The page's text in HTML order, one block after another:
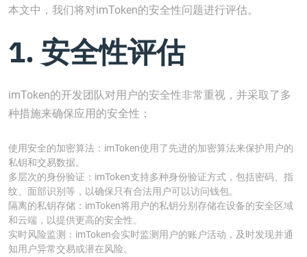
本文中，我们将对imToken的安全性问题进行评估。
1. 安全性评估
imToken的开发团队对用户的安全性非常重视，并采取了多
种措施来确保应用的安全性：
使用安全的加密算法：imToken使用了先进的加密算法来保护用户的
私钥和交易数据。
多层次的身份验证：imToken支持多种身份验证方式，包括密码、指
纹、面部识别等，以确保只有合法用户可以访问钱包。
隔离的私钥存储：imToken将用户的私钥分别存储在设备的安全区域
和云端，以提供更高的安全性。
实时风险监测：imToken会实时监测用户的账户活动，及时发现并通
知用户异常交易或潜在风险。